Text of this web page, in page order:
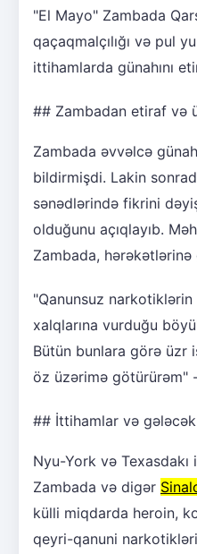
"El Mayo" Zambada
qaçaqmalçılığı və pul
ittihamlarda günahını
## Zambadan etiraf və
Zambada əvvəlcə
bildirmişdi. Lakin
sənədlərində fikrini
olduğunu açıqlayıb.
Zambada,
"Qanunsuz narkotiklərin
xalqlarına vurduğu
Bütün bunlara görə üzr
öz üzərimə götürürəm"
## İttihamlar və
Nyu-York və
Zambada və digər
külli miqdarda heroin,
qeyri-qanuni